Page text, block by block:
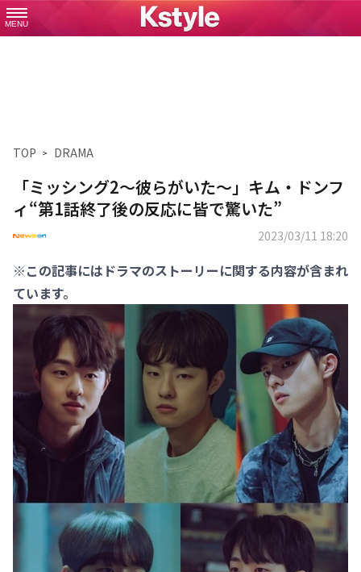
MENU
TOP DRAMA
「ミッシング2～彼らがいた～」キム・ドンフ
ィ“第1話終了後の反応に皆で驚いた”
2023/03/11 18:20
※この記事にはドラマのストーリーに関する内容が含まれ
ています。